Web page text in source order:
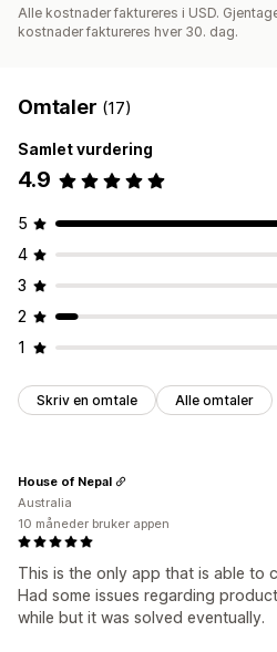
Alle kostnader faktureres i USD.
kostnader faktureres hver 30. dag.
Omtaler (17)
Samlet vurdering
4.9
5
4
3
2
1
Skriv en omtale Alle omtaler
This is the only app that is able to
Had some issues regarding
while but it was solved eventually.
House of Nepal
Australia
10 måneder bruker appen